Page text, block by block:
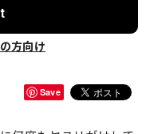
方向け
Save